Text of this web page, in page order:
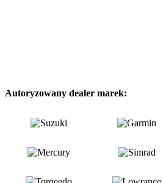
Autoryzowany dealer marek: